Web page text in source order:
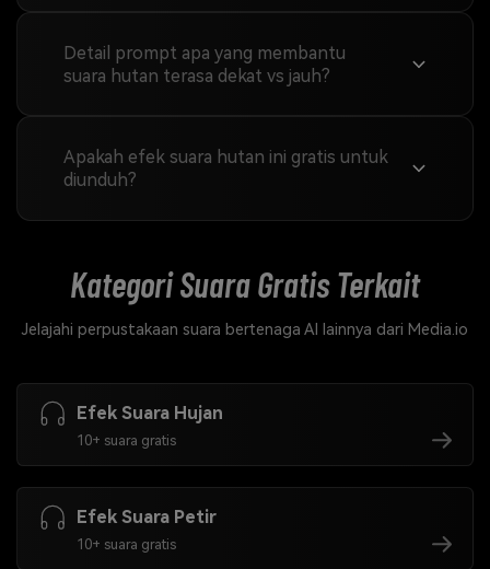
Detail prompt apa yang membantu
suara hutan terasa dekat vs jauh?
Apakah efek suara hutan ini gratis untuk
diunduh?
Kategori Suara GratisTerkait
Jelajahi perpustakaan suara bertenaga AI lainnya dari Media.io
Efek Suara Hujan
10+ suara gratis
Efek Suara Petir
10+ suara gratis